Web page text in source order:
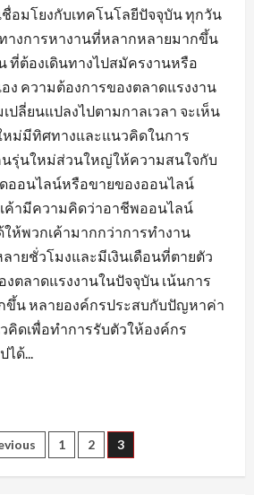
ชื่อมโยงกับเทคโนโลยีปัจจุบัน ทุกวัน
างการหางานที่หลากหลายมากขึ้น
ที่ต้องเดินทางไปสมัครงานหรือ
อง ความต้องการของตลาดแรงงาน
ปลี่ยนแปลงไปตามกาลเวลา จะเห็น
ม่มีทิศทางและแนวคิดในการ
นรุ่นใหม่ส่วนใหญ่ให้ความสนใจกับ
ออนไลน์หรือขายของออนไลน์
ค้ามีความคิดว่าอาชีพออนไลน์
ให้พวกเค้ามากกว่าการทำงาน
ายชั่วโมงและมีเงินเดือนที่ตายตัว
ตลาดแรงงานในปัจจุบัน เน้นการ
ขึ้น หลายองค์กรประสบกับปัญหาค่า
คิดเพื่อทำการรับตัวให้องค์กร
ได้...
1 2 3